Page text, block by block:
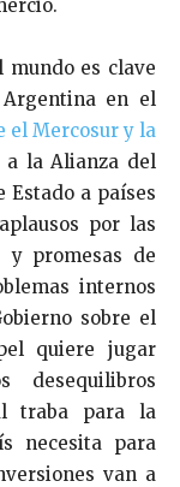
es clave
en el
el Mercosur y la
la Alianza del
Estado a países
por las
y promesas de
internos
sobre el
quiere jugar
traba para la
necesita para
van a